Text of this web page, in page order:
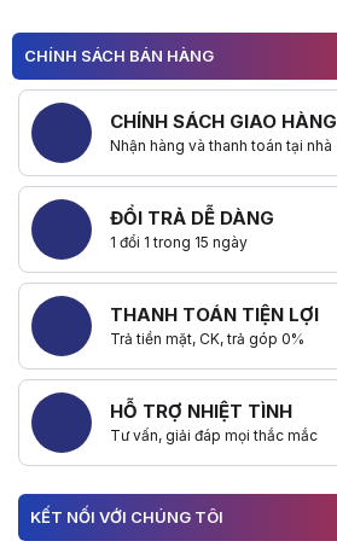
CHÍNH SÁCH BÁN HÀNG
CHÍNH SÁCH GIAO HÀNG
Nhận hàng và thanh toán tại nhà
ĐỔI TRẢ DỄ DÀNG
1 đổi 1 trong 15 ngày
THANH TOÁN TIỆN LỢI
Trả tiền mặt, CK, trả góp 0%
HỖ TRỢ NHIỆT TÌNH
Tư vấn, giải đáp mọi thắc mắc
KẾT NỐI VỚI CHÚNG TÔI